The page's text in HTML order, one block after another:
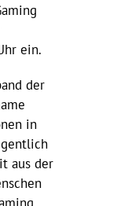
ein.
der
in
aus der